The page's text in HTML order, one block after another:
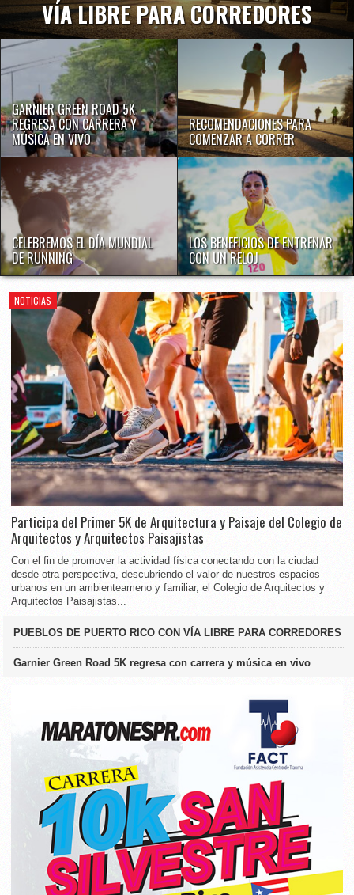
VÍA LIBRE PARA CORREDORES
GARNIER GREEN ROAD 5K
REGRESA CON CARRERA Y
MÚSICA EN VIVO
RECOMENDACIONES PARA
COMENZAR A CORRER
CELEBREMOS EL DÍA MUNDIAL
DE RUNNING
LOS BENEFICIOS DE ENTRENAR
CON UN RELOJ
NOTICIAS
Participa del Primer 5K de Arquitectura y Paisaje del Colegio de
Arquitectos y Arquitectos Paisajistas
Con el fin de promover la actividad física conectando con la ciudad
desde otra perspectiva, descubriendo el valor de nuestros espacios
urbanos en un ambienteameno y familiar, el Colegio de Arquitectos y
Arquitectos Paisajistas...
PUEBLOS DE PUERTO RICO CON VÍA LIBRE PARA CORREDORES
Garnier Green Road 5K regresa con carrera y música en vivo